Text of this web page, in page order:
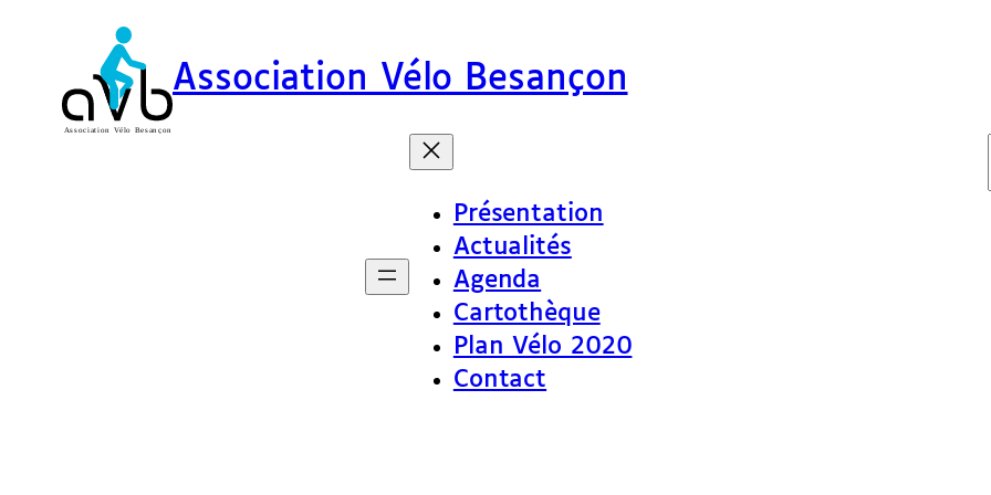
Association Vélo Besançon
Présentation
Actualités
Agenda
Cartothèque
Plan Vélo 2020
Contact